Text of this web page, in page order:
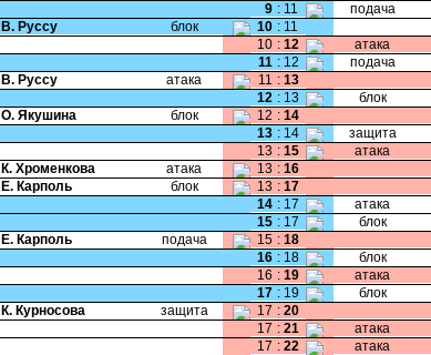
9 : 11 подача
В. Руссу блок 10 : 11
10 : 12 атака
11 : 12 подача
В. Руссу атака 11 : 13
12 : 13 блок
О. Якушина блок 12 : 14
13 : 14 защита
13 : 15 атака
К. Хроменкова атака 13 : 16
Е. Карполь блок 13 : 17
14 : 17 атака
15 : 17 блок
Е. Карполь подача 15 : 18
16 : 18 блок
16 : 19 атака
17 : 19 блок
К. Курносова защита 17 : 20
17 : 21 атака
17 : 22 атака